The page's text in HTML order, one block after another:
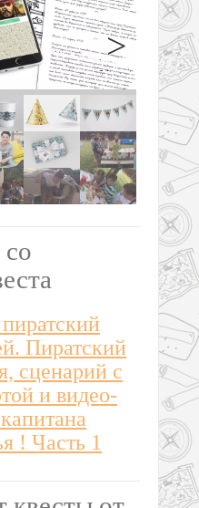
Next
со
Пиратский
сценарий с
и видео-
! Часть 1